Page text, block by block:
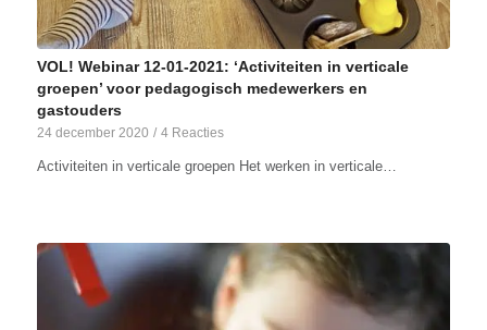
VOL! Webinar 12-01-2021: ‘Activiteiten in verticale
groepen’ voor pedagogisch medewerkers en
gastouders
24 december 2020 / 4 Reacties
Activiteiten in verticale groepen Het werken in verticale…